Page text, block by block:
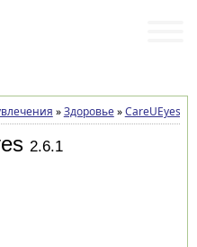
»Здоровье»CareUEyes
2.6.1